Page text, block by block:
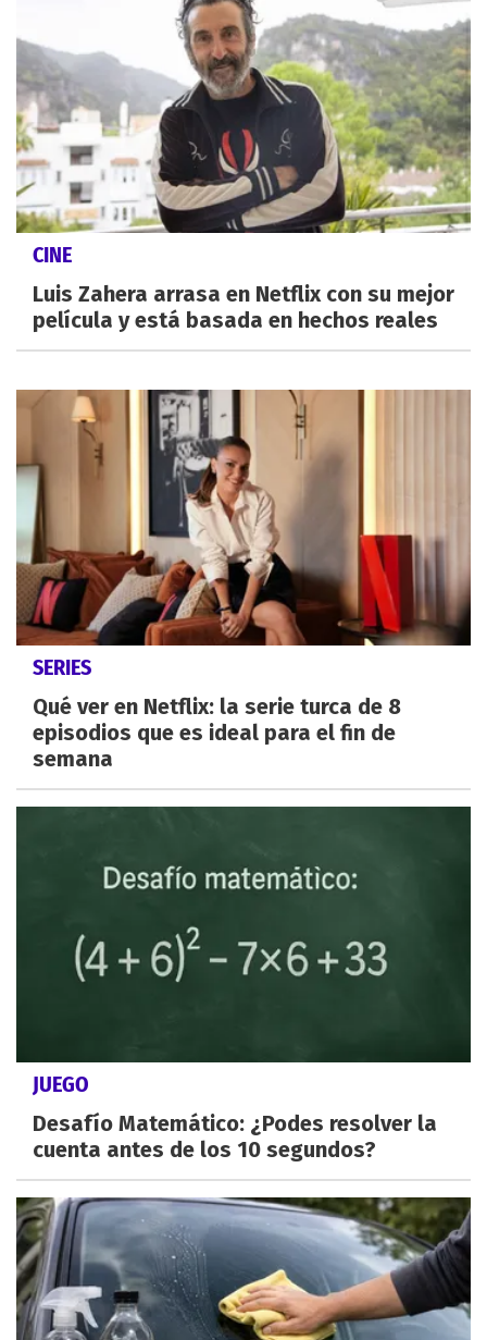
CINE
Luis Zahera arrasa en Netflix con su mejor
película y está basada en hechos reales
SERIES
Qué ver en Netflix: la serie turca de 8
episodios que es ideal para el fin de
semana
JUEGO
Desafío Matemático: ¿Podes resolver la
cuenta antes de los 10 segundos?